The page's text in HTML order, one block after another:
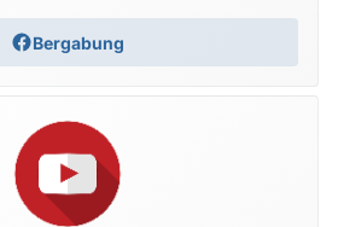
Bergabung